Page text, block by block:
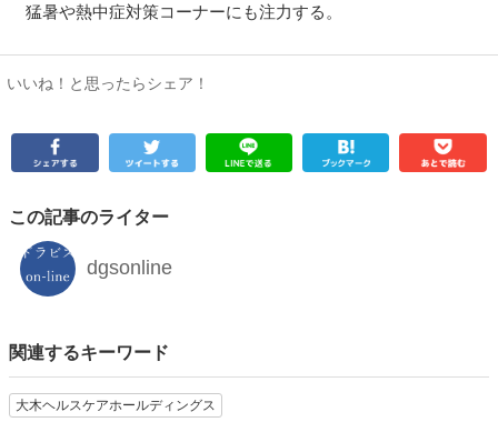
猛暑や熱中症対策コーナーにも注力する。
いいね！と思ったらシェア！
この記事のライター
dgsonline
関連するキーワード
大木ヘルスケアホールディングス